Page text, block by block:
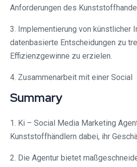
Anforderungen des
3. Implementierung von künstlicher
datenbasierte Entscheidungen zu
Effizienzgewinne zu erzielen.
4. Zusammenarbeit mit einer Social
Summary
1. Ki – Social Media Marketing
Kunststoffhändlern dabei, ihr
2. Die Agentur bietet